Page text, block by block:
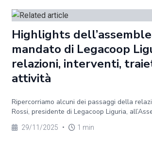
Highlights
mandato di Legacoop
relazioni, interventi,
attività
Ripercorriamo alcuni dei passaggi della
Rossi, presidente di Legacoop Liguria,
29/11/2025 • 1 min